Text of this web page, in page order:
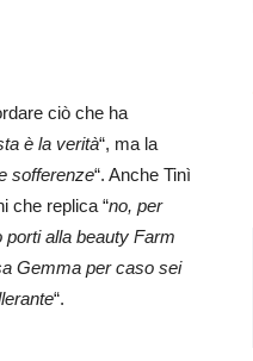
ciò che ha
è la verità“, ma la
sofferenze“. Anche Tinì
che replica “no, per
alla beauty Farm
Gemma per caso sei
“.